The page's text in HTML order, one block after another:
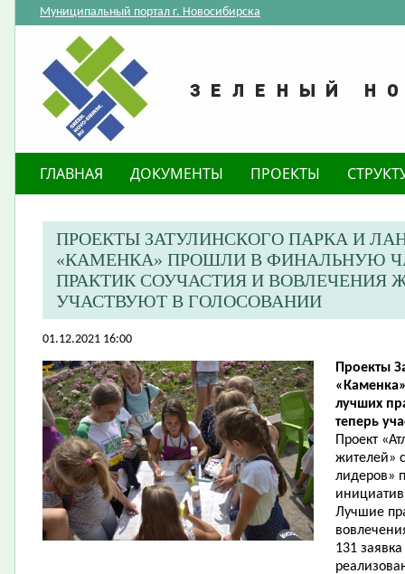
Муниципальный портал г. Новосибирска
ГЛАВНАЯ ДОКУМЕНТЫ ПРОЕКТЫ
ПРОЕКТЫ ЗАТУЛИНСКОГО ПАРКА И
«КАМЕНКА» ПРОШЛИ В ФИНАЛЬНУЮ
ПРАКТИК СОУЧАСТИЯ И ВОВЛЕЧЕНИЯ
УЧАСТВУЮТ В ГОЛОСОВАНИИ
01.12.2021 16:00
Проекты
лучших
теперь
Проект
жителей»
лидеров»
Лучшие
131